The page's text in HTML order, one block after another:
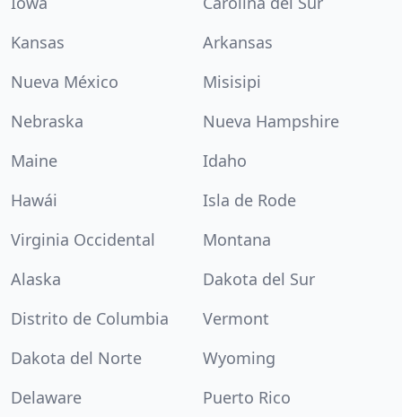
Kansas
Arkansas
Nueva México
Misisipi
Nebraska
Nueva Hampshire
Maine
Idaho
Hawái
Isla de Rode
Virginia Occidental
Montana
Alaska
Dakota del Sur
Distrito de Columbia
Vermont
Dakota del Norte
Wyoming
Delaware
Puerto Rico